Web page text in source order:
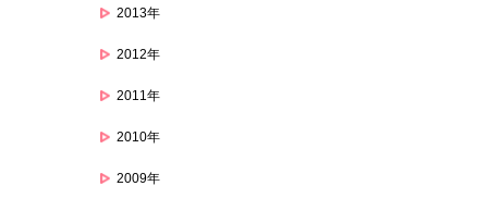
2013年
2012年
2011年
2010年
2009年